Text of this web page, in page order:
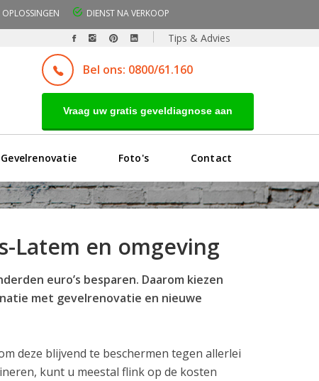
DIENST NA VERKOOP
Tips & Advies
Bel ons: 0800/61.160
Vraag uw gratis geveldiagnose aan
Gevelrenovatie Foto's Contact
Latem en omgeving
euro’s besparen. Daarom kiezen
met gevelrenovatie en nieuwe
deze blijvend te beschermen tegen allerlei
kunt u meestal flink op de kosten